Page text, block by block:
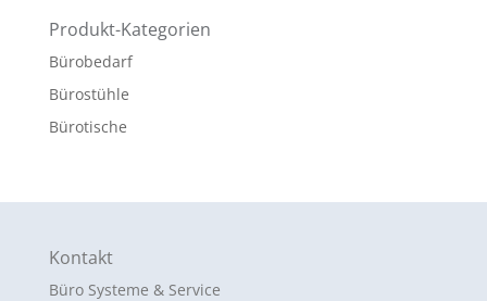
Produkt-Kategorien
Bürobedarf
Bürostühle
Bürotische
Kontakt
Büro Systeme & Service